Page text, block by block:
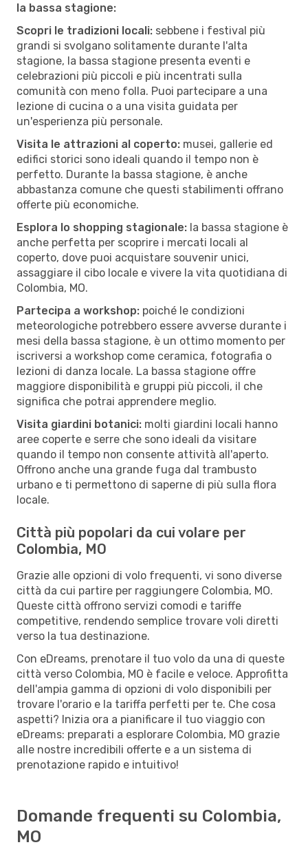
la bassa stagione:
Scopri le tradizioni locali: sebbene i festival più
grandi si svolgano solitamente durante l'alta
stagione, la bassa stagione presenta eventi e
celebrazioni più piccoli e più incentrati sulla
comunità con meno folla. Puoi partecipare a una
lezione di cucina o a una visita guidata per
un'esperienza più personale.
Visita le attrazioni al coperto: musei, gallerie ed
edifici storici sono ideali quando il tempo non è
perfetto. Durante la bassa stagione, è anche
abbastanza comune che questi stabilimenti offrano
offerte più economiche.
Esplora lo shopping stagionale: la bassa stagione è
anche perfetta per scoprire i mercati locali al
coperto, dove puoi acquistare souvenir unici,
assaggiare il cibo locale e vivere la vita quotidiana di
Colombia, MO.
Partecipa a workshop: poiché le condizioni
meteorologiche potrebbero essere avverse durante i
mesi della bassa stagione, è un ottimo momento per
iscriversi a workshop come ceramica, fotografia o
lezioni di danza locale. La bassa stagione offre
maggiore disponibilità e gruppi più piccoli, il che
significa che potrai apprendere meglio.
Visita giardini botanici: molti giardini locali hanno
aree coperte e serre che sono ideali da visitare
quando il tempo non consente attività all'aperto.
Offrono anche una grande fuga dal trambusto
urbano e ti permettono di saperne di più sulla flora
locale.
Città più popolari da cui volare per
Colombia, MO
Grazie alle opzioni di volo frequenti, vi sono diverse
città da cui partire per raggiungere Colombia, MO.
Queste città offrono servizi comodi e tariffe
competitive, rendendo semplice trovare voli diretti
verso la tua destinazione.
Con eDreams, prenotare il tuo volo da una di queste
città verso Colombia, MO è facile e veloce. Approfitta
dell'ampia gamma di opzioni di volo disponibili per
trovare l'orario e la tariffa perfetti per te. Che cosa
aspetti? Inizia ora a pianificare il tuo viaggio con
eDreams: preparati a esplorare Colombia, MO grazie
alle nostre incredibili offerte e a un sistema di
prenotazione rapido e intuitivo!
Domande frequenti su Colombia,
MO